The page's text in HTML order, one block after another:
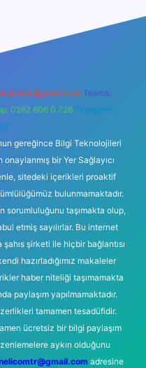
Teams:
0262 606 0 726 Telegram:
gereğince Bilgi Teknolojileri
bir Yer Sağlayıcı
sitedeki içerikleri proaktif
bulunmamaktadır.
sorumluluğunu taşımakta olup,
etmiş sayılırlar. Bu internet
şirketi ile hiçbir bağlantısı
hazırladığımız makaleler
haber niteliği taşımamakta
paylaşım yapılmamaktadır.
tamamen tesadüfidir.
ücretsiz bir bilgi paylaşım
aykırı olduğunu
adresine